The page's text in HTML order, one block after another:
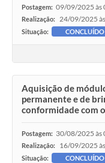
Postagem: 09/09/2025 às
Realização: 24/09/2025
Situação: CONCLUÍDO
Aquisição de
permanente e de
conformidade com
Postagem: 30/08/2025 às
Realização: 16/09/2025
Situação: CONCLUÍDO